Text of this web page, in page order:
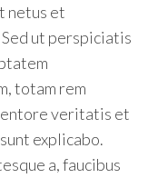
netus et
ut perspiciatis
totam rem
veritatis et
explicabo.
a, faucibus